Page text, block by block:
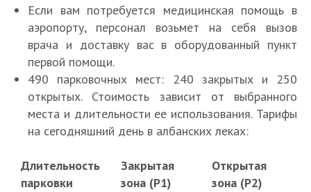
Если вам потребуется медицинская помощь в
аэропорту, персонал возьмет на себя вызов
врача и доставку вас в оборудованный пункт
первой помощи.
490 парковочных мест: 240 закрытых и 250
открытых. Стоимость зависит от выбранного
места и длительности ее использования. Тарифы
на сегодняшний день в албанских леках:
Длительность
парковки
Закрытая
зона (P1)
Открытая
зона (P2)